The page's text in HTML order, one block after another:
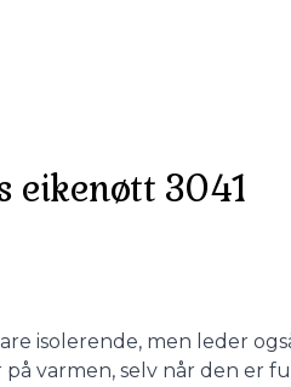
eikenøtt 3041
isolerende, men leder
varmen, selv når den er